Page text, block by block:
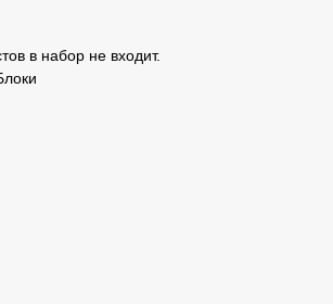
в набор не входит.